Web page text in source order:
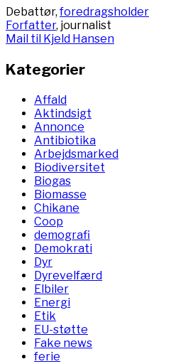
Debattør,foredragsholder
Forfatter, journalist
Mail til Kjeld Hansen
Kategorier
Affald
Aktindsigt
Annonce
Antibiotika
Arbejdsmarked
Biodiversitet
Biogas
Biomasse
Chikane
Coop
demografi
Demokrati
Dyr
Dyrevelfærd
Elbiler
Energi
Etik
EU-støtte
Fake news
ferie